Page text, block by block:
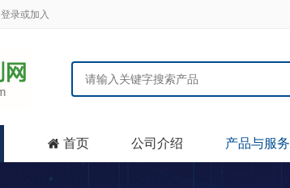
登录或加入
 首页 公司介绍 产品与服务